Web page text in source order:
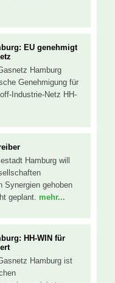
EU genehmigt
Hamburg
Genehmigung für
Industrie-Netz HH-
Hamburg will
Synergien gehoben
geplant. mehr...
HH-WIN für
Hamburg ist